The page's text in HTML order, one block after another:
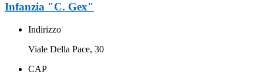
Infanzia "C. Gex"
Indirizzo
Viale Della Pace, 30
CAP